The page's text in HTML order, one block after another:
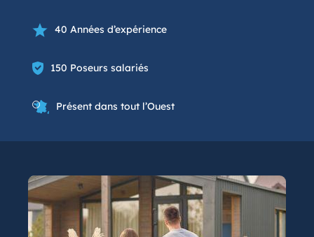
40 Années d’expérience
150 Poseurs salariés
Présent dans tout l’Ouest